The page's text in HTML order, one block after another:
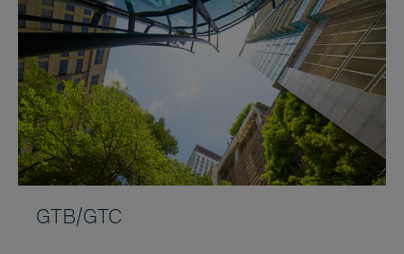
GTB/GTC